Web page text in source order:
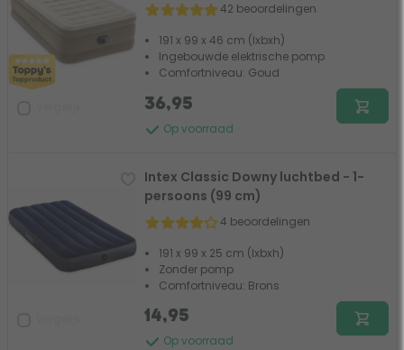
42 beoordelingen
191 x 99 x 46 cm (lxbxh)
Ingebouwde elektrische pomp
Comfortniveau: Goud
Op voorraad
36,95
Intex Classic Downy luchtbed - 1-
persoons (99 cm)
4 beoordelingen
191 x 99 x 25 cm (lxbxh)
Zonder pomp
Comfortniveau: Brons
Op voorraad
14,95